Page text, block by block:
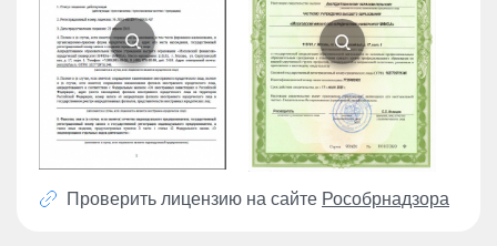
Проверить лицензию на сайте Рособрнадзора